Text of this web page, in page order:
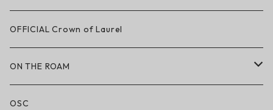
LAKAI × CHOCOLATE
LAKAI × RIPNDIP
シューズ
OFFICIAL Crown of Laurel
ON THE ROAM
アパレル
OSC